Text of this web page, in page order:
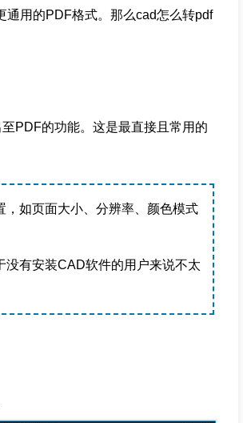
通用的PDF格式。那么cad怎么转pdf
PDF的功能。这是最直接且常用的
，如页面大小、分辨率、颜色模式
没有安装CAD软件的用户来说不太